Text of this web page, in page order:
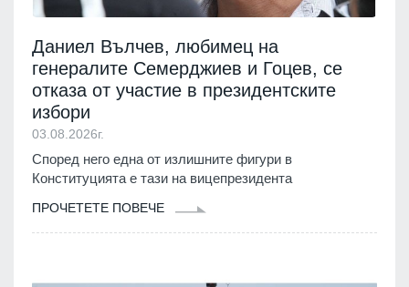
Даниел Вълчев, любимец на
генералите Семерджиев и Гоцев, се
отказа от участие в президентските
избори
03.08.2026г.
Според него една от излишните фигури в
Конституцията е тази на вицепрезидента
ПРОЧЕТЕТЕ ПОВЕЧЕ